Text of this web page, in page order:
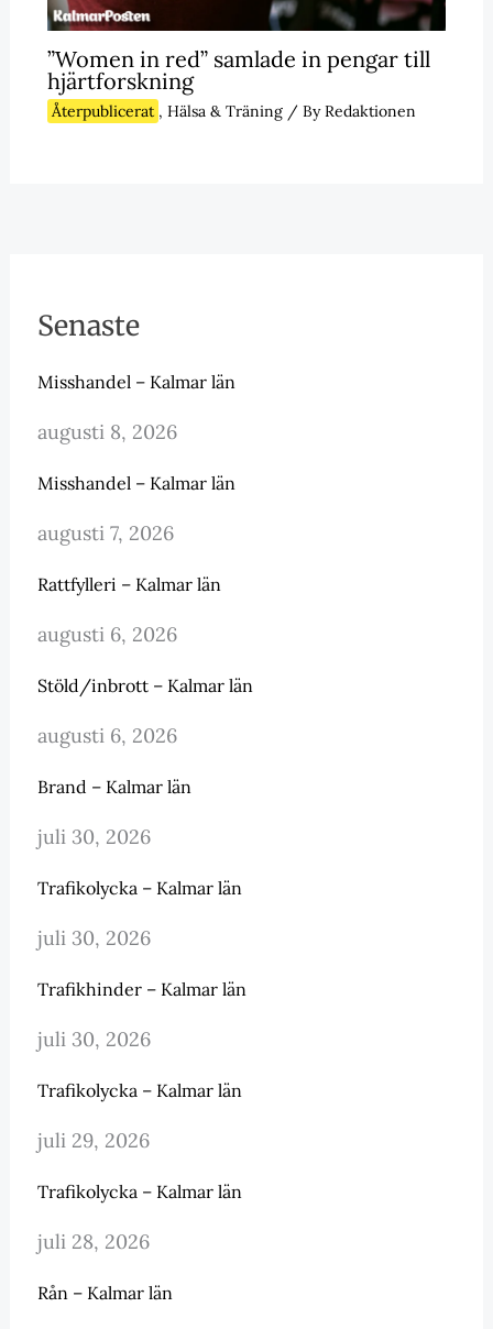
”Women in red” samlade in pengar till
hjärtforskning
Återpublicerat , Hälsa & Träning/ ByRedaktionen
Senaste
Misshandel – Kalmar län
augusti 8, 2026
Misshandel – Kalmar län
augusti 7, 2026
Rattfylleri – Kalmar län
augusti 6, 2026
Stöld/inbrott – Kalmar län
augusti 6, 2026
Brand – Kalmar län
juli 30, 2026
Trafikolycka – Kalmar län
juli 30, 2026
Trafikhinder – Kalmar län
juli 30, 2026
Trafikolycka – Kalmar län
juli 29, 2026
Trafikolycka – Kalmar län
juli 28, 2026
Rån – Kalmar län